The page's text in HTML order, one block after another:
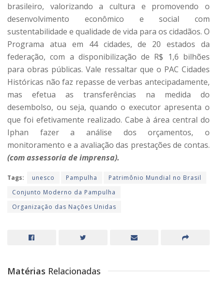
brasileiro, valorizando a cultura e promovendo o
desenvolvimento econômico e social com
sustentabilidade e qualidade de vida para os cidadãos. O
Programa atua em 44 cidades, de 20 estados da
federação, com a disponibilização de R$ 1,6 bilhões
para obras públicas. Vale ressaltar que o PAC Cidades
Históricas não faz repasse de verbas antecipadamente,
mas efetua as transferências na medida do
desembolso, ou seja, quando o executor apresenta o
que foi efetivamente realizado. Cabe à área central do
Iphan fazer a análise dos orçamentos, o
monitoramento e a avaliação das prestações de contas.
(com assessoria de imprensa).
Tags: unesco Pampulha
Patrimônio Mundial no Brasil
Conjunto Moderno da Pampulha
Organização das Nações Unidas
Matérias Relacionadas